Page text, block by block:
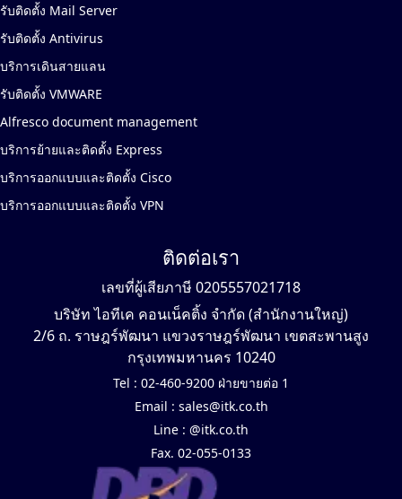
รับติดตั้ง Mail Server
รับติดตั้ง Antivirus
บริการเดินสายแลน
รับติดตั้ง VMWARE
Alfresco document management
บริการย้ายและติดตั้ง Express
บริการออกแบบและติดตั้ง Cisco
บริการออกแบบและติดตั้ง VPN
ติดต่อเรา
เลขที่ผู้เสียภาษี 0205557021718
บริษัท ไอทีเค คอนเน็คติ้ง จำกัด (สำนักงานใหญ่)
2/6 ถ. ราษฎร์พัฒนา แขวงราษฎร์พัฒนา เขตสะพานสูง
กรุงเทพมหานคร 10240
Tel : 02-460-9200 ฝ่ายขายต่อ 1
Email : sales@itk.co.th
Line : @itk.co.th
Fax. 02-055-0133